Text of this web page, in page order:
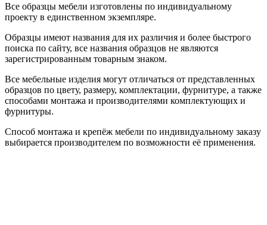
Все образцы мебели изготовлены по индивидуальному
проекту в единственном экземпляре.
Образцы имеют названия для их различия и более быстрого
поиска по сайту, все названия образцов не являются
зарегистрированным товарным знаком.
Все мебельные изделия могут отличаться от представленных
образцов по цвету, размеру, комплектации, фурнитуре, а также
способами монтажа и производителями комплектующих и
фурнитуры.
Способ монтажа и крепёж мебели по индивидуальному заказу
выбирается производителем по возможности её применения.